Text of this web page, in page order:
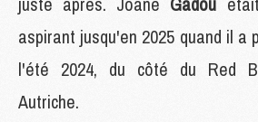
aspirant jusqu'en 2025 quand il a
l'été 2024, du côté du Red
Autriche.